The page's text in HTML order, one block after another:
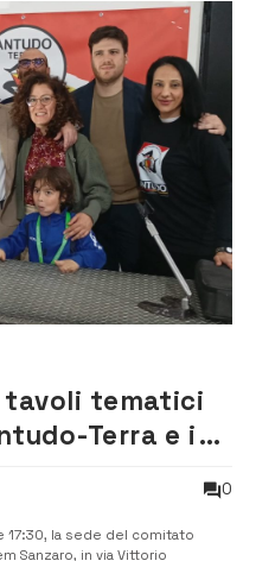
tavoli tematici
Terra e i
0
17:30, la sede del comitato
Sanzaro, in via Vittorio